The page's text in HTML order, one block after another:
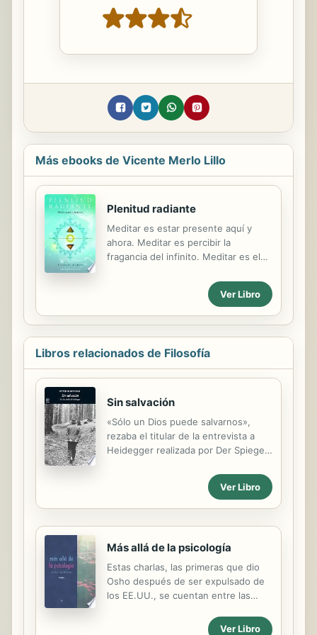
Más ebooks de Vicente Merlo Lillo
Plenitud radiante
Meditar es estar presente aquí y
ahora. Meditar es percibir la
fragancia del infinito. Meditar es el
Radiante sin desear nada, sin pedir
nada, sin hacer nada, pues todo se
tiene, nada falta. Meditar es volver a
la
Ver Libro
Libros relacionados de Filosofía
Sin salvación
«Sólo un Dios puede salvarnos»,
rezaba el titular de la entrevista a
Heidegger realizada por Der Spiegel
después, a los pocos días de su
muerte. En clara alusión a esta frase,
Peter Sloterdijk reúne en Sin
Heidegger en la historia de las ideas,
comparándolo con otras figuras y
corrientes intelectuales de
referencia. Asimismo, se propone
aplicando sus propuestas a los
Ver Libro
Más allá de la psicología
Estas charlas, las primeras que dio
Osho después de ser expulsado de
los EE.UU., se cuentan entre las
pronunciadas en Punta del Este,
Ver Libro